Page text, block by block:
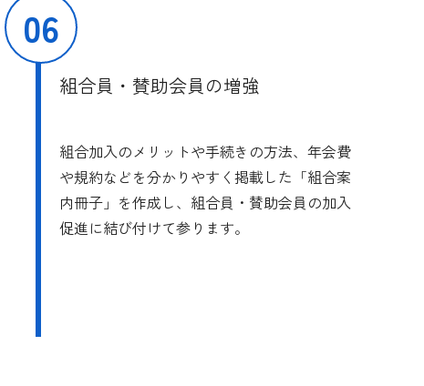
06
組合員・賛助会員の増強
組合加入のメリットや手続きの方法、年会費
や規約などを分かりやすく掲載した「組合案
内冊子」を作成し、組合員・賛助会員の加入
促進に結び付けて参ります。